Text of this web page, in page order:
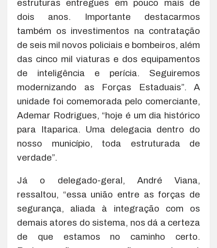
estruturas entregues em pouco mais de
dois anos. Importante destacarmos
também os investimentos na contratação
de seis mil novos policiais e bombeiros, além
das cinco mil viaturas e dos equipamentos
de inteligência e perícia. Seguiremos
modernizando as Forças Estaduais”. A
unidade foi comemorada pelo comerciante,
Ademar Rodrigues, “hoje é um dia histórico
para Itaparica. Uma delegacia dentro do
nosso município, toda estruturada de
verdade”.
Já o delegado-geral, André Viana,
ressaltou, “essa união entre as forças de
segurança, aliada à integração com os
demais atores do sistema, nos dá a certeza
de que estamos no caminho certo.